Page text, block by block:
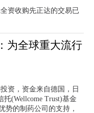
资收购先正达的交易已
为全球重大流行
资，资金来自德国，日
(Wellcome Trust)基金
势的制药公司的支持，